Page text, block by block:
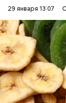
29 января 13:07
— Эти
позволяет
Например,
диабетом
бы не
может стать
состояние
ЗДОРОВЬЕ
ДИАБЕТ